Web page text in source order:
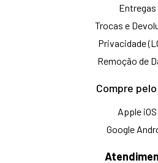
Entregas
Trocas e
Privacidade
Remoção de
Compre pelo
Apple iOS
Google